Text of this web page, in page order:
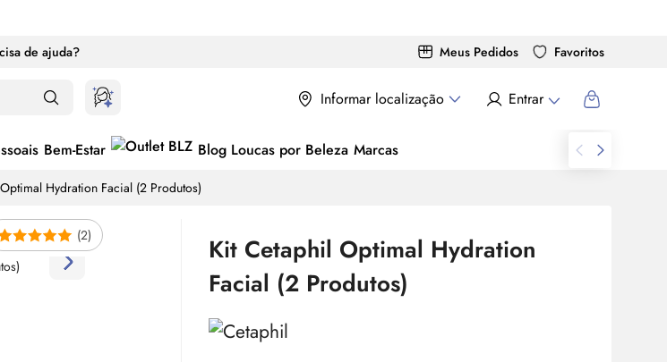
de ajuda? Meus Pedidos Favoritos
Informar localização Entrar
Bem-Estar Blog Loucas por Beleza Marcas
Hydration Facial (2 Produtos)
Kit Cetaphil Optimal Hydration
Facial (2 Produtos)
(2)